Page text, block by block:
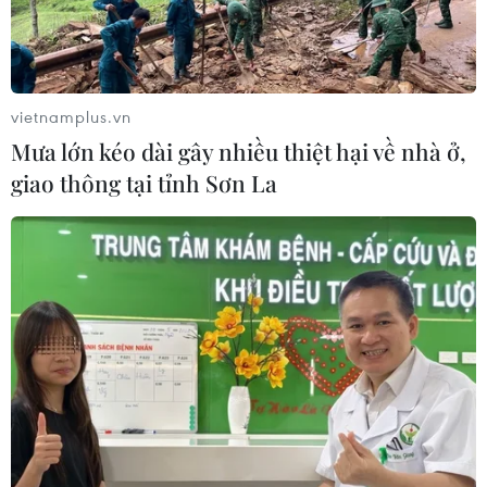
Xung đột tại Trung Đông: Tàu hàng
Ấn Độ bị đánh chìm trên Biển Đỏ
05/08/2026 04:40
Israel phát triển xét nghiệm máu đơn
giản giúp phát hiện sớm ung thư
phổi
05/08/2026 03:42
Italy có thể tham gia cơ chế xác minh
giải giáp Hezbollah tại Nam Liban
04/08/2026 22:42
vietnamplus.vn
Mưa lớn kéo dài gây nhiều thiệt hại về nhà ở,
giao thông tại tỉnh Sơn La